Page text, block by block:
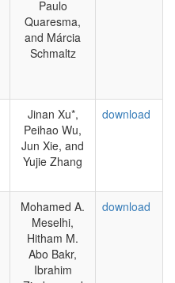
Paulo
Quaresma,
and Márcia
Schmaltz
Jinan Xu*,
Peihao Wu,
Jun Xie, and
Yujie Zhang
download
Mohamed A.
Meselhi,
Hitham M.
Abo Bakr,
Ibrahim
download